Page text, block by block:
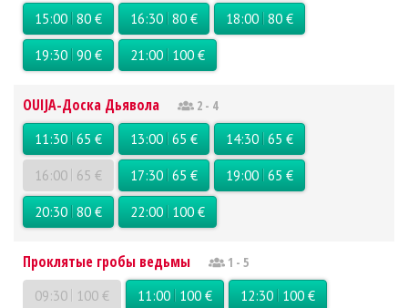
15:00 80 € 16:30 80 € 18:00 80 €
19:30 90 € 21:00 100 €
OUIJA-Доска Дьявола
2 - 4
11:30 65 € 13:00 65 € 14:30 65 €
16:00 65 € 17:30 65 € 19:00 65 €
20:30 80 € 22:00 100 €
Проклятые гробы ведьмы
1 - 5
09:30
100 € 11:00 100 € 12:30 100 €